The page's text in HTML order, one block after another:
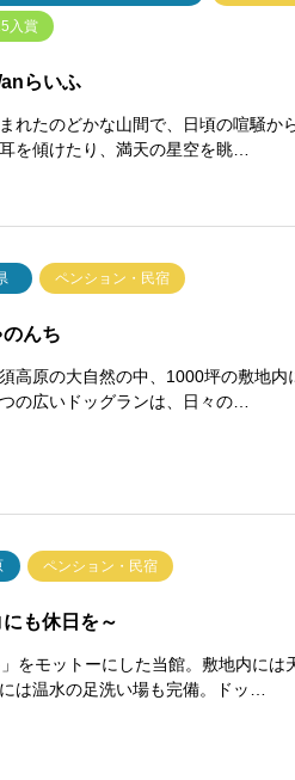
入賞
らいふ
れたのどかな山間で、日頃の喧騒か
を傾けたり、満天の星空を眺…
ペンション・民宿
んち
高原の大自然の中、1000坪の敷地内
の広いドッグランは、日々の…
ペンション・民宿
も休日を～
」をモットーにした当館。敷地内には
は温水の足洗い場も完備。ドッ…